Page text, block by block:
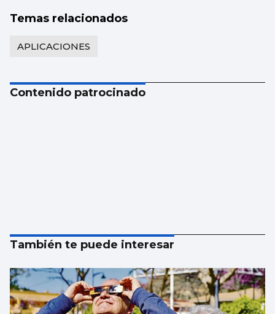
Temas relacionados
APLICACIONES
Contenido patrocinado
También te puede interesar